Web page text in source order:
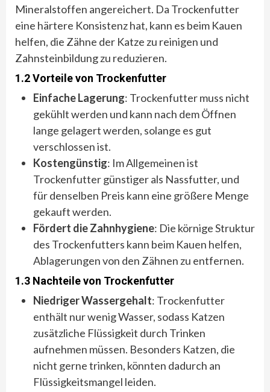
Mineralstoffen angereichert. Da Trockenfutter
eine härtere Konsistenz hat, kann es beim Kauen
helfen, die Zähne der Katze zu reinigen und
Zahnsteinbildung zu reduzieren.
1.2 Vorteile von Trockenfutter
Einfache Lagerung: Trockenfutter muss nicht
gekühlt werden und kann nach dem Öffnen
lange gelagert werden, solange es gut
verschlossen ist.
Kostengünstig: Im Allgemeinen ist
Trockenfutter günstiger als Nassfutter, und
für denselben Preis kann eine größere Menge
gekauft werden.
Fördert die Zahnhygiene: Die körnige Struktur
des Trockenfutters kann beim Kauen helfen,
Ablagerungen von den Zähnen zu entfernen.
1.3 Nachteile von Trockenfutter
Niedriger Wassergehalt: Trockenfutter
enthält nur wenig Wasser, sodass Katzen
zusätzliche Flüssigkeit durch Trinken
aufnehmen müssen. Besonders Katzen, die
nicht gerne trinken, könnten dadurch an
Flüssigkeitsmangel leiden.